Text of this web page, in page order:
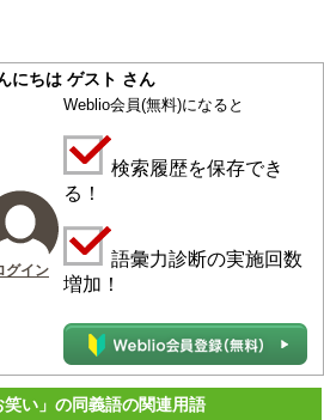
にちは ゲスト さん
グイン
Weblio会員(無料)になると
検索履歴を保存でき
る！
語彙力診断の実施回数
増加！
笑い」の同義語の関連用語